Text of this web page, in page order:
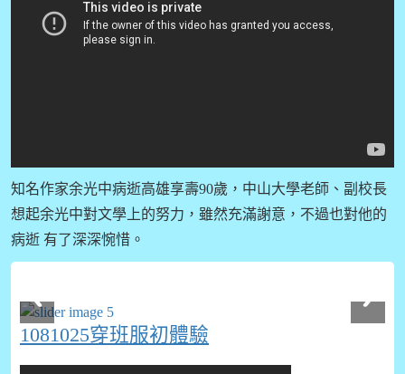
知名作家余光中病逝高雄享壽90歲，中山大學老師、副校長
想起余光中對文學上的努力，雖然充滿謝意，不過也對他的
病逝 有了深深惋惜。
1081025穿班服初體驗